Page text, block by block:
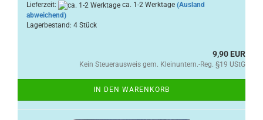
Lieferzeit: ca. 1-2 Werktage (Ausland
abweichend)
Lagerbestand: 4 Stück
9,90 EUR
Kein Steuerausweis gem. Kleinuntern.-Reg. §19 UStG
IN DEN WARENKORB